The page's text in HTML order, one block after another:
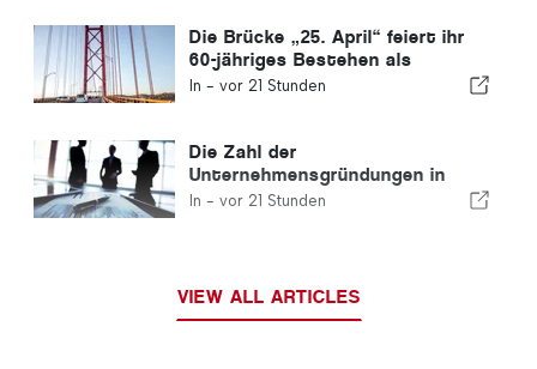
Die Brücke „25. April“ feiert ihr
60-jähriges Bestehen als
Verbindung zwischen Lissabon
In - vor 21 Stunden
Die Zahl der
Unternehmensgründungen in
Portugal sinkt um 4,2 %
In - vor 21 Stunden
VIEW ALL ARTICLES